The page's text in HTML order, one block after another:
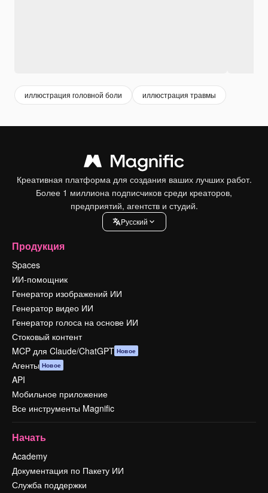
иллюстрация головной боли иллюстрация травмы
Креативная платформа для создания ваших лучших работ.
Более 1 миллиона подписчиков среди креаторов,
предприятий, агентств и студий.
Pусский
Продукция
Spaces
ИИ-помощник
Генератор изображений ИИ
Генератор видео ИИ
Генератор голоса на основе ИИ
Стоковый контент
MCP для Claude/ChatGPT Новое
Агенты Новое
API
Мобильное приложение
Все инструменты Magnific
Начать
Academy
Документация по Пакету ИИ
Служба поддержки